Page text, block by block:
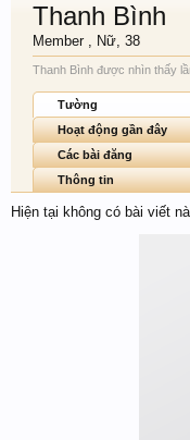
Thanh Bình
Member , Nữ, 38
Thanh Bình được nhìn thấy
Tường
Hoạt động gần đây
Các bài đăng
Thông tin
Hiện tại không có bài viết